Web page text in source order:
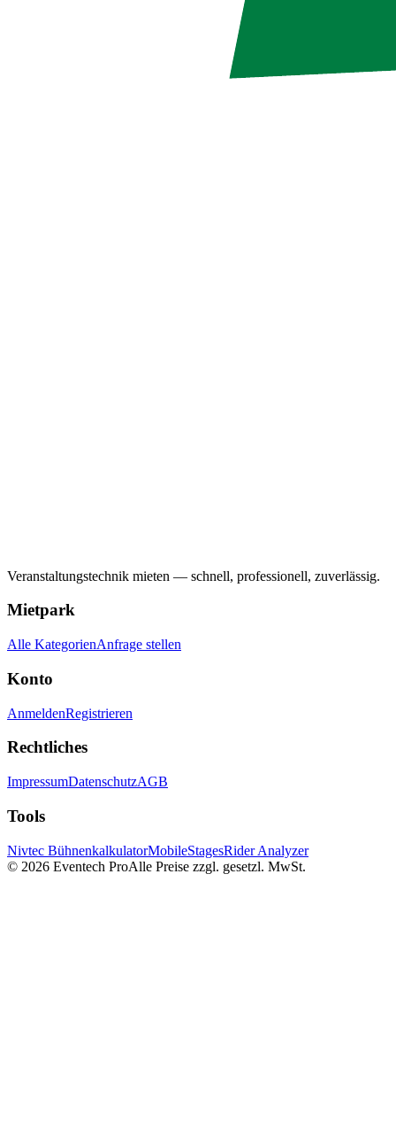
Veranstaltungstechnik mieten — schnell, professionell, zuverlässig.
Mietpark
Alle KategorienAnfrage stellen
Konto
AnmeldenRegistrieren
Rechtliches
ImpressumDatenschutzAGB
Tools
Nivtec BühnenkalkulatorMobileStagesRider Analyzer
© 2026 Eventech ProAlle Preise zzgl. gesetzl. MwSt.